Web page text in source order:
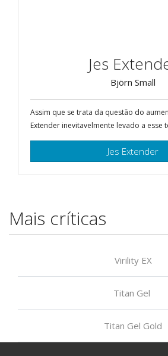
Jes
Björn Small
Assim que se trata da questão do
Extender inevitavelmente levado a esse
Jes Extender
Mais críticas
Virility EX
Titan Gel
Titan Gel Gold